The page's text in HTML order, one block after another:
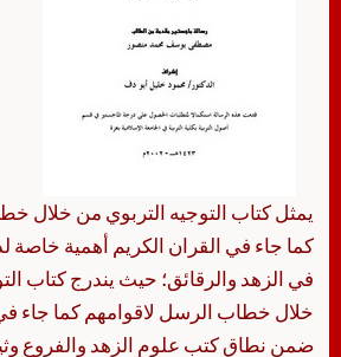
يمثل كتاب التوجيه التربوي من خلال
كما جاء في القران الكريم أهمية خاصة
في الزهد والرقائق؛ حيث يندرج كتاب
خلال خطاب الرسل لاقوامهم كما جاء
ضمن نطاق كتب علوم الزهد والفروع